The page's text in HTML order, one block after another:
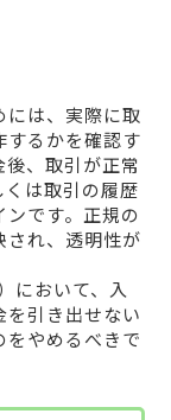
には、実際に取
するかを確認す
、取引が正常
は取引の履歴
です。正規の
され、透明性が
おいて、入
引き出せない
やめるべきで